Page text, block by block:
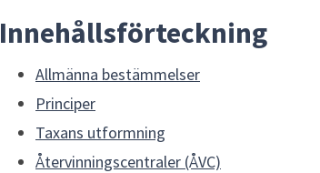
Innehållsförteckning
Allmänna bestämmelser
Principer
Taxans utformning
Återvinningscentraler (ÅVC)